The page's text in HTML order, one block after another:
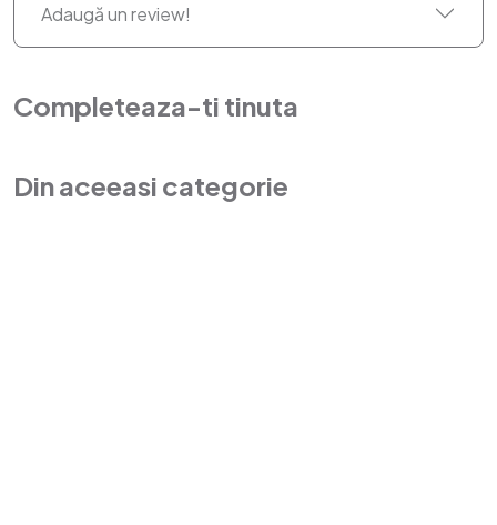
Adaugă un review!
Completeaza-ti tinuta
Din aceeasi categorie